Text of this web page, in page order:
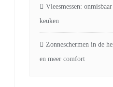
Vleesmessen:
keuken
Zonneschermen in de
en meer comfort